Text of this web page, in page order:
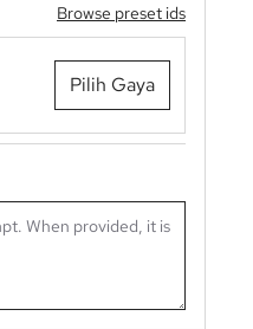
Browse preset ids
Pilih Gaya